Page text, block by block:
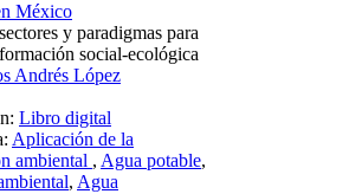
México
y paradigmas para
social-ecológica
Andrés López
Libro digital
Aplicación de la
ambiental , Agua potable,
, Agua